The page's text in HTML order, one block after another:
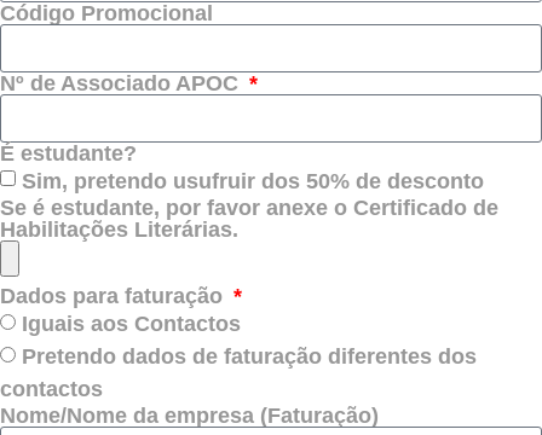
Código Promocional
Nº de Associado APOC
É estudante?
Sim, pretendo usufruir dos 50% de desconto
Se é estudante, por favor anexe o Certificado de
Habilitações Literárias.
Dados para faturação
Iguais aos Contactos
Pretendo dados de faturação diferentes dos
contactos
Nome/Nome da empresa (Faturação)